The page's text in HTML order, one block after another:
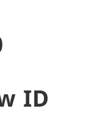
ID